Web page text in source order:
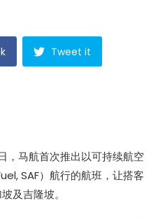
Tweet it
，马航首次推出以可持续航空
SAF）航行的航班，让搭客
及吉隆坡。